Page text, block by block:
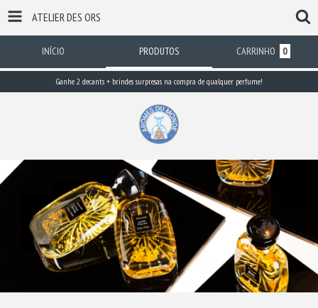
ATELIER DES ORS
INÍCIO PRODUTOS CARRINHO 0
Ganhe 2 decants + brindes surpresas na compra de qualquer perfume!